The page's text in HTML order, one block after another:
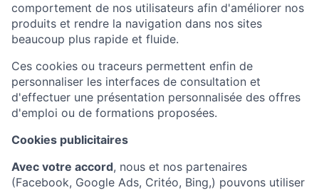
comportement de nos utilisateurs afin d'améliorer nos
produits et rendre la navigation dans nos sites
beaucoup plus rapide et fluide.
Ces cookies ou traceurs permettent enfin de
personnaliser les interfaces de consultation et
d'effectuer une présentation personnalisée des offres
d'emploi ou de formations proposées.
Cookies publicitaires
Avec votre accord, nous et nos partenaires
(Facebook, Google Ads, Critéo, Bing,) pouvons utiliser